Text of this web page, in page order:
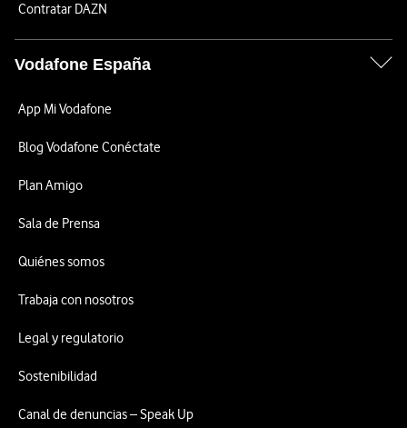
Contratar DAZN
Vodafone España
App Mi Vodafone
Blog Vodafone Conéctate
Plan Amigo
Sala de Prensa
Quiénes somos
Trabaja con nosotros
Legal y regulatorio
Sostenibilidad
Canal de denuncias – Speak Up